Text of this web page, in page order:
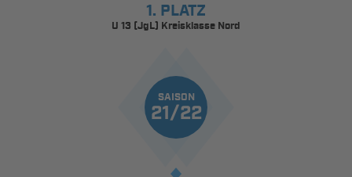
1. PLATZ
U 13 (JgL) Kreisklasse Nord
SAISON
21/22